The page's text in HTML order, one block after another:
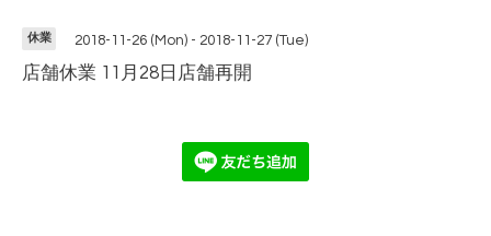
休業 2018-11-26 (Mon) - 2018-11-27 (Tue)
店舗休業 11月28日店舗再開